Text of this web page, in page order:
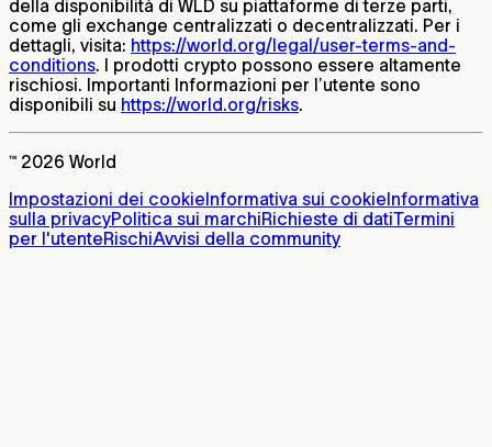
della disponibilità di WLD su piattaforme di terze parti,
come gli exchange centralizzati o decentralizzati. Per i
dettagli, visita: https://world.org/legal/user-terms-and-
conditions. I prodotti crypto possono essere altamente
rischiosi. Importanti Informazioni per l’utente sono
disponibili su https://world.org/risks.
™ 2026 World
Impostazioni dei cookieInformativa sui cookieInformativa
sulla privacyPolitica sui marchiRichieste di datiTermini
per l'utenteRischiAvvisi della community